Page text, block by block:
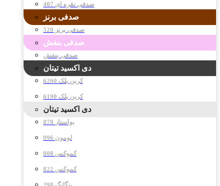
صدفی نقره ای 407
صدفی برنز
صدفی برنز 520
صدفی بنفش
صدفی بنفش
دی اکسید تیتان
کربن بلک 6260
کربن بلک 6190
دی اکسید تیتان
878 بواستار
996 لومون
808 کموکس
822 کموکس